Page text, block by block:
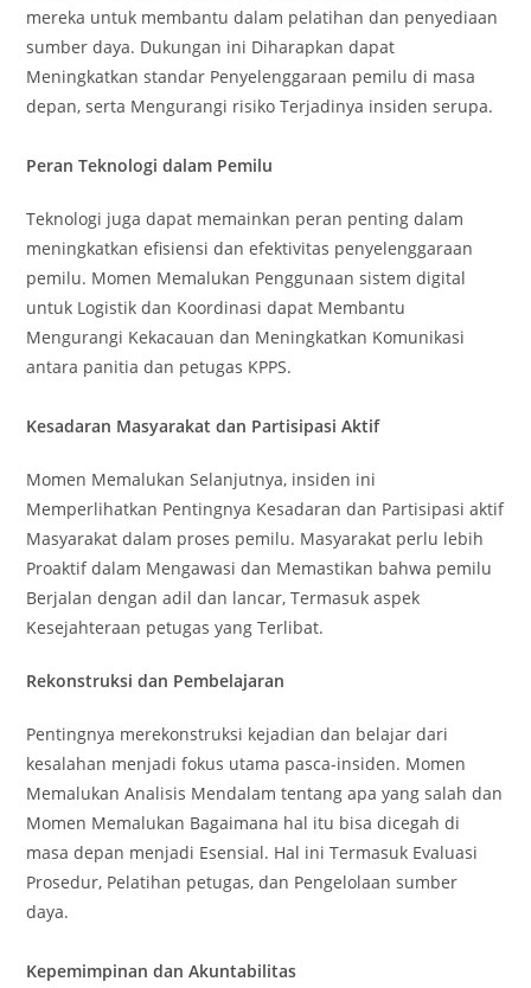
mereka untuk membantu dalam pelatihan dan penyediaan
sumber daya. Dukungan ini Diharapkan dapat
Meningkatkan standar Penyelenggaraan pemilu di masa
depan, serta Mengurangi risiko Terjadinya insiden serupa.
Peran Teknologi dalam Pemilu
Teknologi juga dapat memainkan peran penting dalam
meningkatkan efisiensi dan efektivitas penyelenggaraan
pemilu. Momen Memalukan Penggunaan sistem digital
untuk Logistik dan Koordinasi dapat Membantu
Mengurangi Kekacauan dan Meningkatkan Komunikasi
antara panitia dan petugas KPPS.
Kesadaran Masyarakat dan Partisipasi Aktif
Momen Memalukan Selanjutnya, insiden ini
Memperlihatkan Pentingnya Kesadaran dan Partisipasi aktif
Masyarakat dalam proses pemilu. Masyarakat perlu lebih
Proaktif dalam Mengawasi dan Memastikan bahwa pemilu
Berjalan dengan adil dan lancar, Termasuk aspek
Kesejahteraan petugas yang Terlibat.
Rekonstruksi dan Pembelajaran
Pentingnya merekonstruksi kejadian dan belajar dari
kesalahan menjadi fokus utama pasca-insiden. Momen
Memalukan Analisis Mendalam tentang apa yang salah dan
Momen Memalukan Bagaimana hal itu bisa dicegah di
masa depan menjadi Esensial. Hal ini Termasuk Evaluasi
Prosedur, Pelatihan petugas, dan Pengelolaan sumber
daya.
Kepemimpinan dan Akuntabilitas